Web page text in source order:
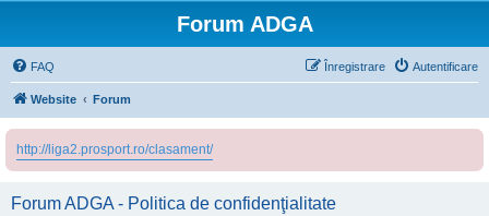
Forum ADGA
FAQ Autentificare
Înregistrare
Website Forum
http://liga2.prosport.ro/clasament/
Forum ADGA - Politica de confidenţialitate